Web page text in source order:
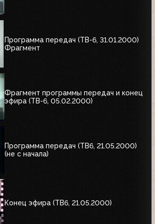
Программа передач (ТВ-6, 31.01.2000)
Фрагмент
Фрагмент программы передач и конец
эфира (ТВ-6, 05.02.2000)
Программа передач (ТВ6, 21.05.2000)
(не с начала)
Конец эфира (ТВ6, 21.05.2000)